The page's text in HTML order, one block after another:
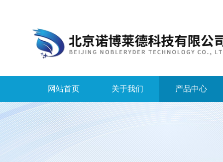
网站首页 关于我们 产品中心